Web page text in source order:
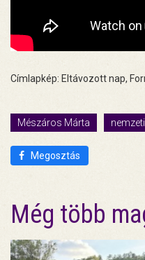
Címlapkép: Eltávozott nap,
Mészáros Márta
Megosztás
Még több